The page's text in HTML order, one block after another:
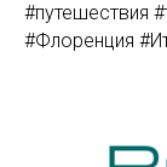
#путешествия
#Флоренция